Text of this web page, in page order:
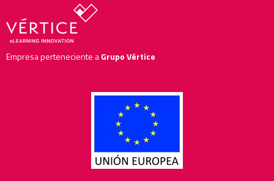
Empresa perteneciente aGrupo Vértice